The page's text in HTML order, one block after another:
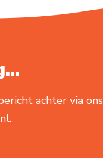
achter via ons
.